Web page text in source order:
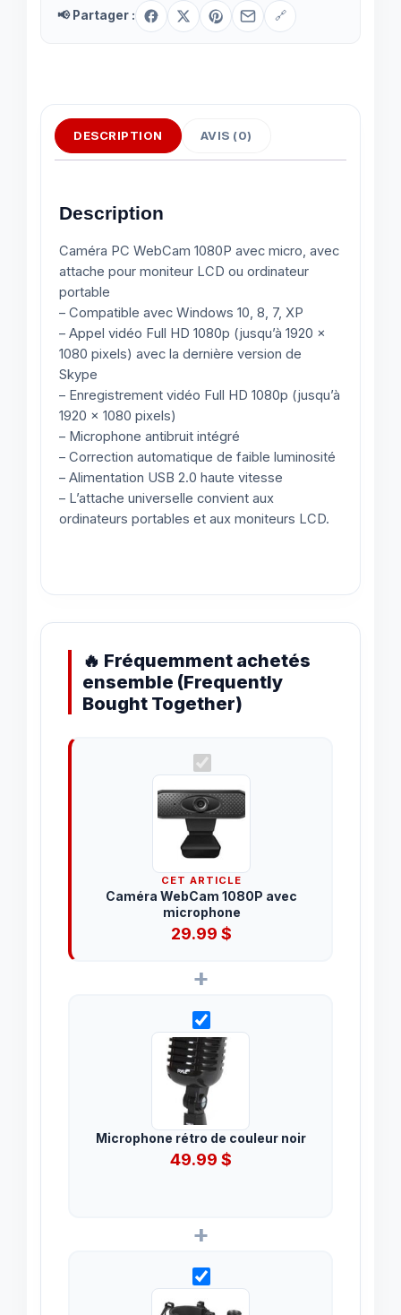
📢 Partager : 🔗
DESCRIPTION AVIS (0)
Description
Caméra PC WebCam 1080P avec micro, avec
attache pour moniteur LCD ou ordinateur
portable
– Compatible avec Windows 10, 8, 7, XP
– Appel vidéo Full HD 1080p (jusqu’à 1920 x
1080 pixels) avec la dernière version de
Skype
– Enregistrement vidéo Full HD 1080p (jusqu’à
1920 x 1080 pixels)
– Microphone antibruit intégré
– Correction automatique de faible luminosité
– Alimentation USB 2.0 haute vitesse
– L’attache universelle convient aux
ordinateurs portables et aux moniteurs LCD.
🔥 Fréquemment achetés
ensemble (Frequently
Bought Together)
CET ARTICLE
Caméra WebCam 1080P avec
microphone
29.99$
+
Microphone rétro de couleur noir
49.99 $
+